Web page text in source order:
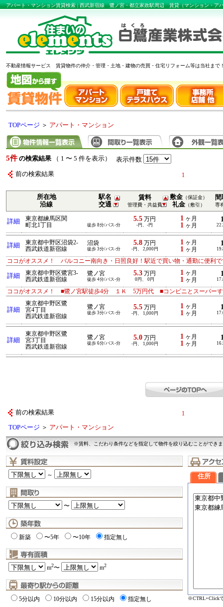
アパート・マンション賃貸検索 | 西武新宿線 鷺ノ宮・都立家政駅周辺 賃貸（マンション・ア
不動産情報サービス 賃貸物件の仲介・管理・土地・建物の売買・住宅リフォーム等は当社まで
TOPページ ＞ アパート・マンション
5件 の検索結果 （ 1 〜 5 件を表示） 表示件数
前の検索結果 1
所在地
沿線
駅名
交通
賃料
管理費・共益費
敷金 （保証金）
礼金 （敷引） 専
詳細
東京都練馬区関
町北1丁目
徒歩 8分/バス-分
5.5 万円
-円、-円
1 ヶ月
1 ヶ月
詳細
東京都中野区沼袋2-
西武鉄道新宿線
沼袋
徒歩 3分/バス-分
5.8 万円
-円、 2,000円
1 ヶ月
1 ヶ月
ココがオススメ！ バルコニー南向き・日照良好！駅近で買い物・通勤に便利で
詳細
東京都中野区鷺宮3-
西武鉄道新宿線
鷺ノ宮
徒歩 4分/バス-分
5.3 万円
0円、 0円
1 ヶ月
1 ヶ月
ココがオススメ！ ■鷺ノ宮駅徒歩4分 １Ｋ 5万円代 ■コンビニとスーパーす
詳細
東京都中野区鷺
宮4丁目
西武鉄道新宿線
鷺ノ宮
徒歩 3分/バス-分
5.5 万円
-円、 1,000円
1 ヶ月
1 ヶ月
詳細
東京都中野区鷺
宮3丁目
西武鉄道新宿線
鷺ノ宮
徒歩 6分/バス-分
5.0 万円
-円、 1,000円
1 ヶ月
1 ヶ月
前の検索結果 1
TOPページ ＞ アパート・マンション
※賃料、こだわり条件などを指定して物件を絞り込むことができ
～
〜
新築 〜5年 〜10年 指定無し
m2〜 m2
5分以内 10分以内 15分以内 指定無し
住所
※CTRL+Click